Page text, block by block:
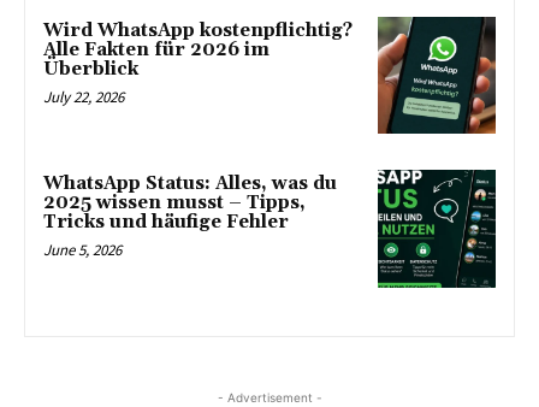
Wird WhatsApp kostenpflichtig?
Alle Fakten für 2026 im
Überblick
July 22, 2026
WhatsApp Status: Alles, was du
2025 wissen musst – Tipps,
Tricks und häufige Fehler
June 5, 2026
- Advertisement -